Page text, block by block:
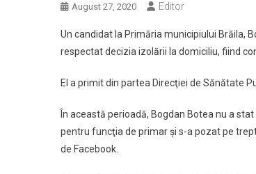
August 27, 2020 Editor
Un candidat la Primăria municipiului Brăila,
respectat decizia izolării la domiciliu, fiind
El a primit din partea Direcţiei de Sănătate
În această perioadă, Bogdan Botea nu a
pentru funcţia de primar şi s-a pozat pe
de Facebook.